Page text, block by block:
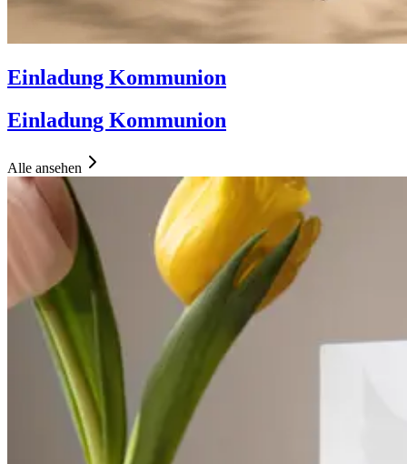
Einladung Kommunion
Einladung Kommunion
Alle ansehen